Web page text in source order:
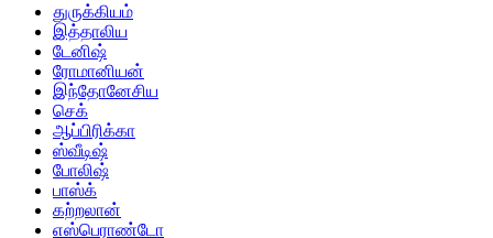
துருக்கியம்
இத்தாலிய
டேனிஷ்
ரோமானியன்
இந்தோனேசிய
செக்
ஆப்பிரிக்கா
ஸ்வீடிஷ்
போலிஷ்
பாஸ்க்
கற்றலான்
எஸ்பெராண்டோ